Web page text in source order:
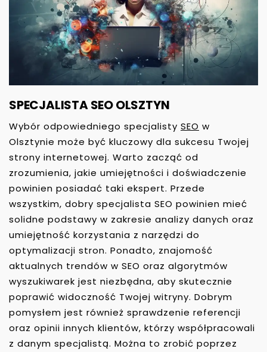
SPECJALISTA SEO OLSZTYN
Wybór odpowiedniego specjalisty SEO w
Olsztynie może być kluczowy dla sukcesu Twojej
strony internetowej. Warto zacząć od
zrozumienia, jakie umiejętności i doświadczenie
powinien posiadać taki ekspert. Przede
wszystkim, dobry specjalista SEO powinien mieć
solidne podstawy w zakresie analizy danych oraz
umiejętność korzystania z narzędzi do
optymalizacji stron. Ponadto, znajomość
aktualnych trendów w SEO oraz algorytmów
wyszukiwarek jest niezbędna, aby skutecznie
poprawić widoczność Twojej witryny. Dobrym
pomysłem jest również sprawdzenie referencji
oraz opinii innych klientów, którzy współpracowali
z danym specjalistą. Można to zrobić poprzez